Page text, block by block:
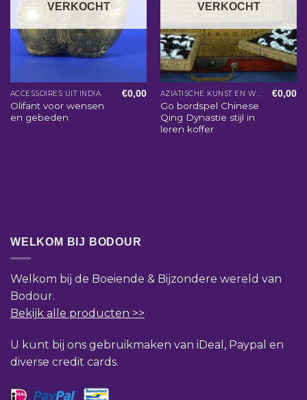
VERKOCHT
ACCESSOIRES UIT INDIA
Olifant voor wensen
en gebeden
€0,00
VERKOCHT
AZIATISCHE KUNST EN WOONACCESSOIRES
Go bordspel Chinese
Qing Dynastie stijl in
leren koffer
€0,00
WELKOM BIJ BODOUR
Welkom bij de Boeiende & Bijzondere wereld van
Bodour.
Bekijk alle producten >>
U kunt bij ons gebruikmaken van iDeal, Paypal en
diverse credit cards.